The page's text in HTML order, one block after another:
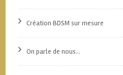
Création BDSM sur mesure
On parle de nous…